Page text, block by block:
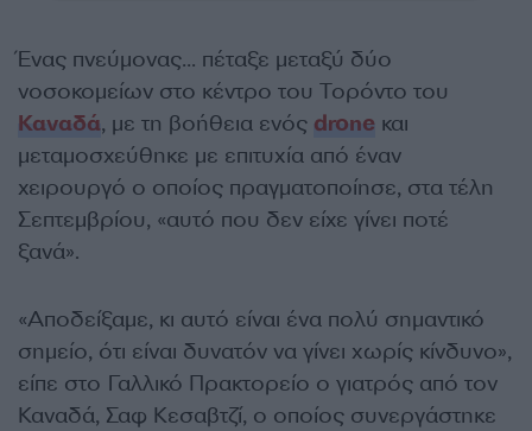
Ένας πνεύμονας… πέταξε μεταξύ δύο
νοσοκομείων στο κέντρο του Τορόντο του
Καναδά, με τη βοήθεια ενός drone και
μεταμοσχεύθηκε με επιτυχία από έναν
χειρουργό ο οποίος πραγματοποίησε, στα τέλη
Σεπτεμβρίου, «αυτό που δεν είχε γίνει ποτέ
ξανά».
«Αποδείξαμε, κι αυτό είναι ένα πολύ σημαντικό
σημείο, ότι είναι δυνατόν να γίνει χωρίς κίνδυνο»,
είπε στο Γαλλικό Πρακτορείο ο γιατρός από τον
Καναδά, Σαφ Κεσαβτζί, ο οποίος συνεργάστηκε